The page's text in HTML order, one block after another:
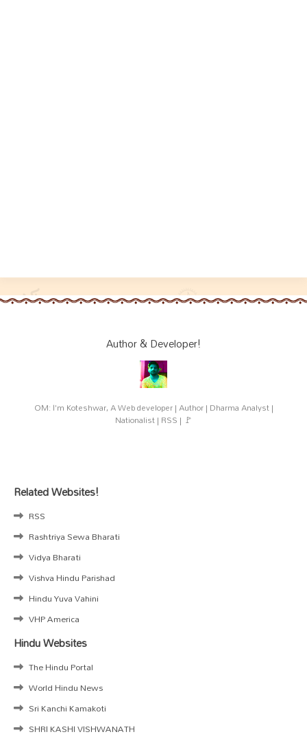
Author & Developer!
OM: I'm Koteshwar, A Web developer | Author | Dharma Analyst |
Nationalist | RSS | 🚩
Related Websites!
RSS
Rashtriya Sewa Bharati
Vidya Bharati
Vishva Hindu Parishad
Hindu Yuva Vahini
VHP America
Hindu Websites
The Hindu Portal
World Hindu News
Sri Kanchi Kamakoti
SHRI KASHI VISHWANATH